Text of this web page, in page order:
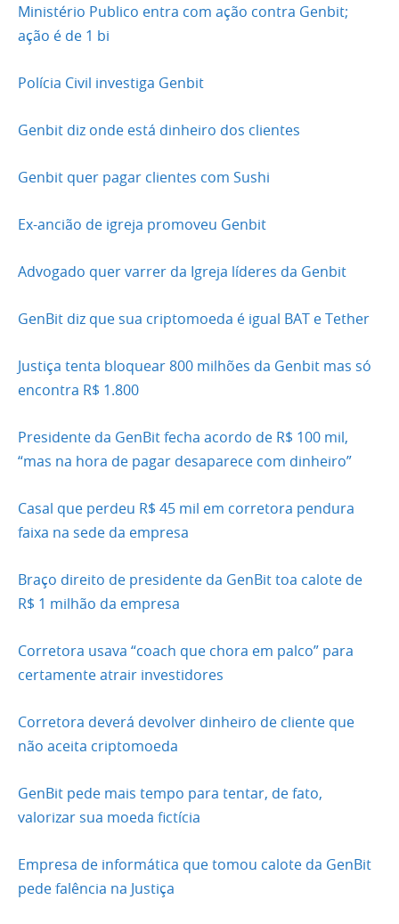
Ministério Publico entra com ação contra Genbit;
ação é de 1 bi
Polícia Civil investiga Genbit
Genbit diz onde está dinheiro dos clientes
Genbit quer pagar clientes com Sushi
Ex-ancião de igreja promoveu Genbit
Advogado quer varrer da Igreja líderes da Genbit
GenBit diz que sua criptomoeda é igual BAT e Tether
Justiça tenta bloquear 800 milhões da Genbit mas só
encontra R$ 1.800
Presidente da GenBit fecha acordo de R$ 100 mil,
“mas na hora de pagar desaparece com dinheiro”
Casal que perdeu R$ 45 mil em corretora pendura
faixa na sede da empresa
Braço direito de presidente da GenBit toa calote de
R$ 1 milhão da empresa
Corretora usava “coach que chora em palco” para
certamente atrair investidores
Corretora deverá devolver dinheiro de cliente que
não aceita criptomoeda
GenBit pede mais tempo para tentar, de fato,
valorizar sua moeda fictícia
Empresa de informática que tomou calote da GenBit
pede falência na Justiça